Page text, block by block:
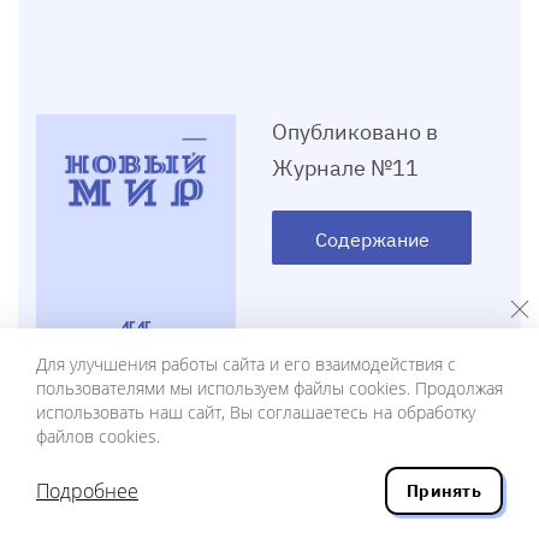
11
2016
Опубликовано в
Журнале №11
Содержание
Для улучшения работы сайта и его взаимодействия с
пользователями мы используем файлы cookies. Продолжая
использовать наш сайт, Вы соглашаетесь на обработку
файлов cookies.
Подробнее Принять